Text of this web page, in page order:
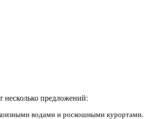
несколько предложений:
водами и роскошными курортами.